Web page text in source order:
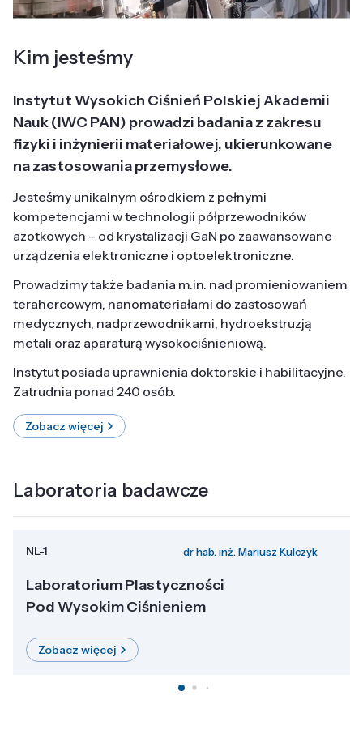
Kim jesteśmy
Instytut Wysokich Ciśnień Polskiej Akademii
Nauk (IWC PAN) prowadzi badania z zakresu
fizyki i inżynierii materiałowej, ukierunkowane
na zastosowania przemysłowe.
Jesteśmy unikalnym ośrodkiem z pełnymi
kompetencjami w technologii półprzewodników
azotkowych – od krystalizacji GaN po zaawansowane
urządzenia elektroniczne i optoelektroniczne.
Prowadzimy także badania m.in. nad promieniowaniem
terahercowym, nanomateriałami do zastosowań
medycznych, nadprzewodnikami, hydroekstruzją
metali oraz aparaturą wysokociśnieniową.
Instytut posiada uprawnienia doktorskie i habilitacyjne.
Zatrudnia ponad 240 osób.
Zobacz więcej
Laboratoria badawcze
NL-1 dr hab. inż. Mariusz Kulczyk
Laboratorium Plastyczności
Pod Wysokim Ciśnieniem
Zobacz więcej